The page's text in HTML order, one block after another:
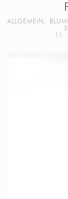
ALLGEMEIN ,
11.